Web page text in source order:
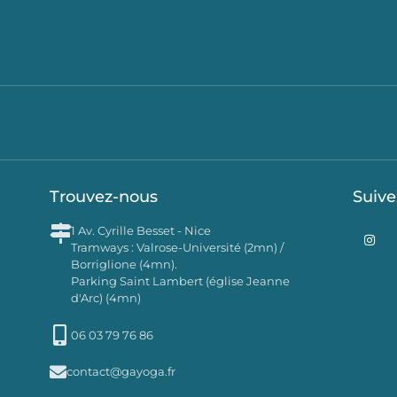
Trouvez-nous
1 Av. Cyrille Besset - Nice
Tramways : Valrose-Université (2mn) /
Borriglione (4mn).
Parking Saint Lambert (église Jeanne
d'Arc) (4mn)
06 03 79 76 86
contact@gayoga.fr
n